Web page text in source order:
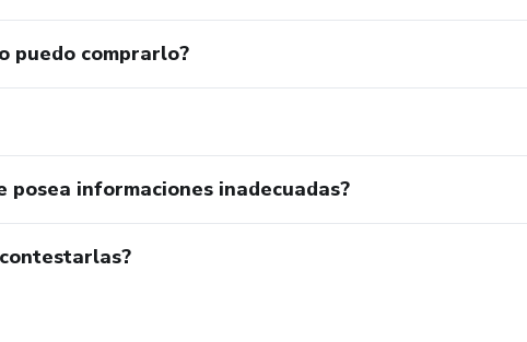
puedo comprarlo?
posea informaciones inadecuadas?